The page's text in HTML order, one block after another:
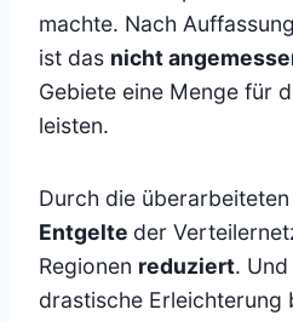
machte. Nach
ist das nicht
Gebiete eine Menge für
leisten.
Durch die
Entgelte der
Regionen reduziert.
drastische Erleichterung